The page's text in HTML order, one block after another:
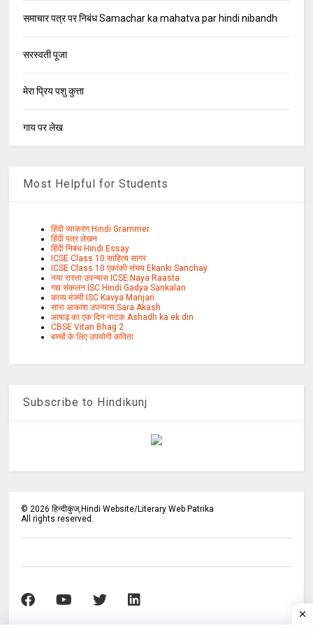
समाचार पत्र पर निबंध Samachar ka mahatva par hindi nibandh
सरस्वती पूजा
मेरा प्रिय पशु कुत्ता
गाय पर लेख
Most Helpful for Students
हिंदी व्याकरण Hindi Grammer
हिंदी पत्र लेखन
हिंदी निबंध Hindi Essay
ICSE Class 10 साहित्य सागर
ICSE Class 10 एकांकी संचय Ekanki Sanchay
नया रास्ता उपन्यास ICSE Naya Raasta
गद्य संकलन ISC Hindi Gadya Sankalan
काव्य मंजरी ISC Kavya Manjari
सारा आकाश उपन्यास Sara Akash
आषाढ़ का एक दिन नाटक Ashadh ka ek din
CBSE Vitan Bhag 2
बच्चों के लिए उपयोगी कविता
Subscribe to Hindikunj
©2026 हिन्दीकुंज,Hindi Website/Literary Web Patrika
All rights reserved.